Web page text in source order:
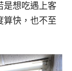
是想吃遇上客
算快，也不至